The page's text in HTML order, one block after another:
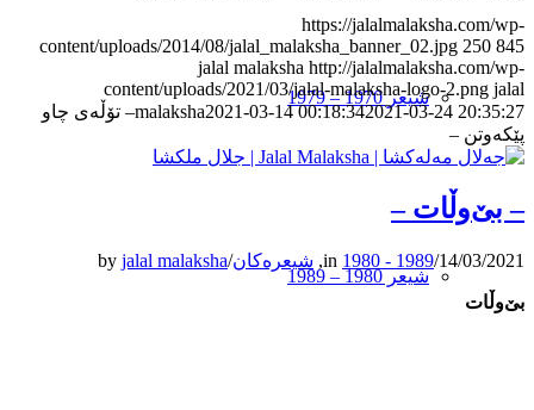
شیعر 1970 – 1979
شیعر 1980 – 1989
https://jalalmalaksha.com/wp-
content/uploads/2014/08/jalal_malaksha_banner_02.jpg 250 845
jalal malaksha http://jalalmalaksha.com/wp-
content/uploads/2021/03/jalal-malaksha-logo-2.png jalal
malaksha2021-03-14 00:18:342021-03-24 20:35:27
– تۆڵه‌ی چاو
پێکه‌وتن –
– بێ‌وڵات –
14/03/2021
/
in 1980 - 1989
, شیعرەکان/
by jalal malaksha
بێ‌وڵات